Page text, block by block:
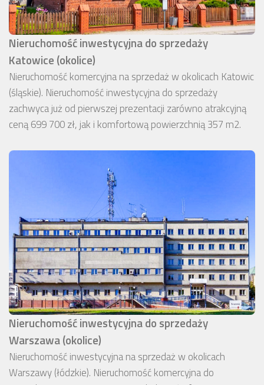
Nieruchomość inwestycyjna do sprzedaży
Katowice (okolice)
Nieruchomość komercyjna na sprzedaż w okolicach Katowic
(śląskie). Nieruchomość inwestycyjna do sprzedaży
zachwyca już od pierwszej prezentacji zarówno atrakcyjną
ceną 699 700 zł, jak i komfortową powierzchnią 357 m2.
Nieruchomość inwestycyjna do sprzedaży
Warszawa (okolice)
Nieruchomość inwestycyjna na sprzedaż w okolicach
Warszawy (łódzkie). Nieruchomość komercyjna do